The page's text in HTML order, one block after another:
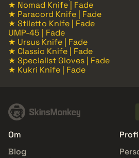
★ Nomad Knife | Fade
★ Paracord Knife | Fade
★ Stiletto Knife | Fade
UMP-45 | Fade
★ Ursus Knife | Fade
★ Classic Knife | Fade
★ Specialist Gloves | Fade
★ Kukri Knife | Fade
Om
Blog